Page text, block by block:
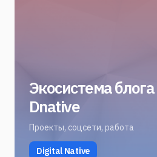
Экосистема блога
Dnative
Проекты, соцсети, работа
Digital Native